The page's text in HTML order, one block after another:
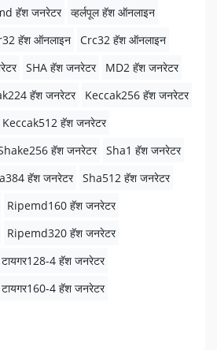
हॅश जनरेटर
व्हर्लपूल हॅश ऑनलाइन
हॅश ऑनलाइन
Crc32 हॅश ऑनलाइन
SHA हॅश जनरेटर
MD2 हॅश जनरेटर
हॅश जनरेटर
Keccak256 हॅश जनरेटर
Keccak512 हॅश जनरेटर
हॅश जनरेटर
Sha1 हॅश जनरेटर
हॅश जनरेटर
Sha512 हॅश जनरेटर
Ripemd160 हॅश जनरेटर
Ripemd320 हॅश जनरेटर
टायगर128-4 हॅश जनरेटर
टायगर160-4 हॅश जनरेटर